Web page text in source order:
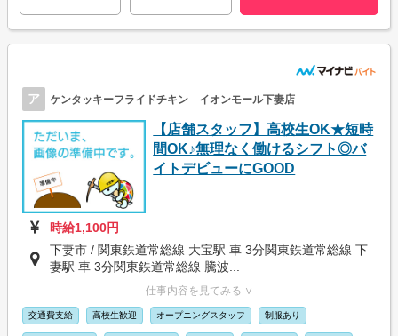
ア ケンタッキーフライドチキン イオンモール下妻店
【店舗スタッフ】高校生OK★短時
間OK♪無理なく働けるシフト◎バ
イトデビューにGOOD
時給1,100円
下妻市 / 関東鉄道常総線 大宝駅 車 3分関東鉄道常総線 下
妻駅 車 3分関東鉄道常総線 騰波...
仕事内容を見てみる ∨
交通費支給 高校生歓迎 オープニングスタッフ 制服あり